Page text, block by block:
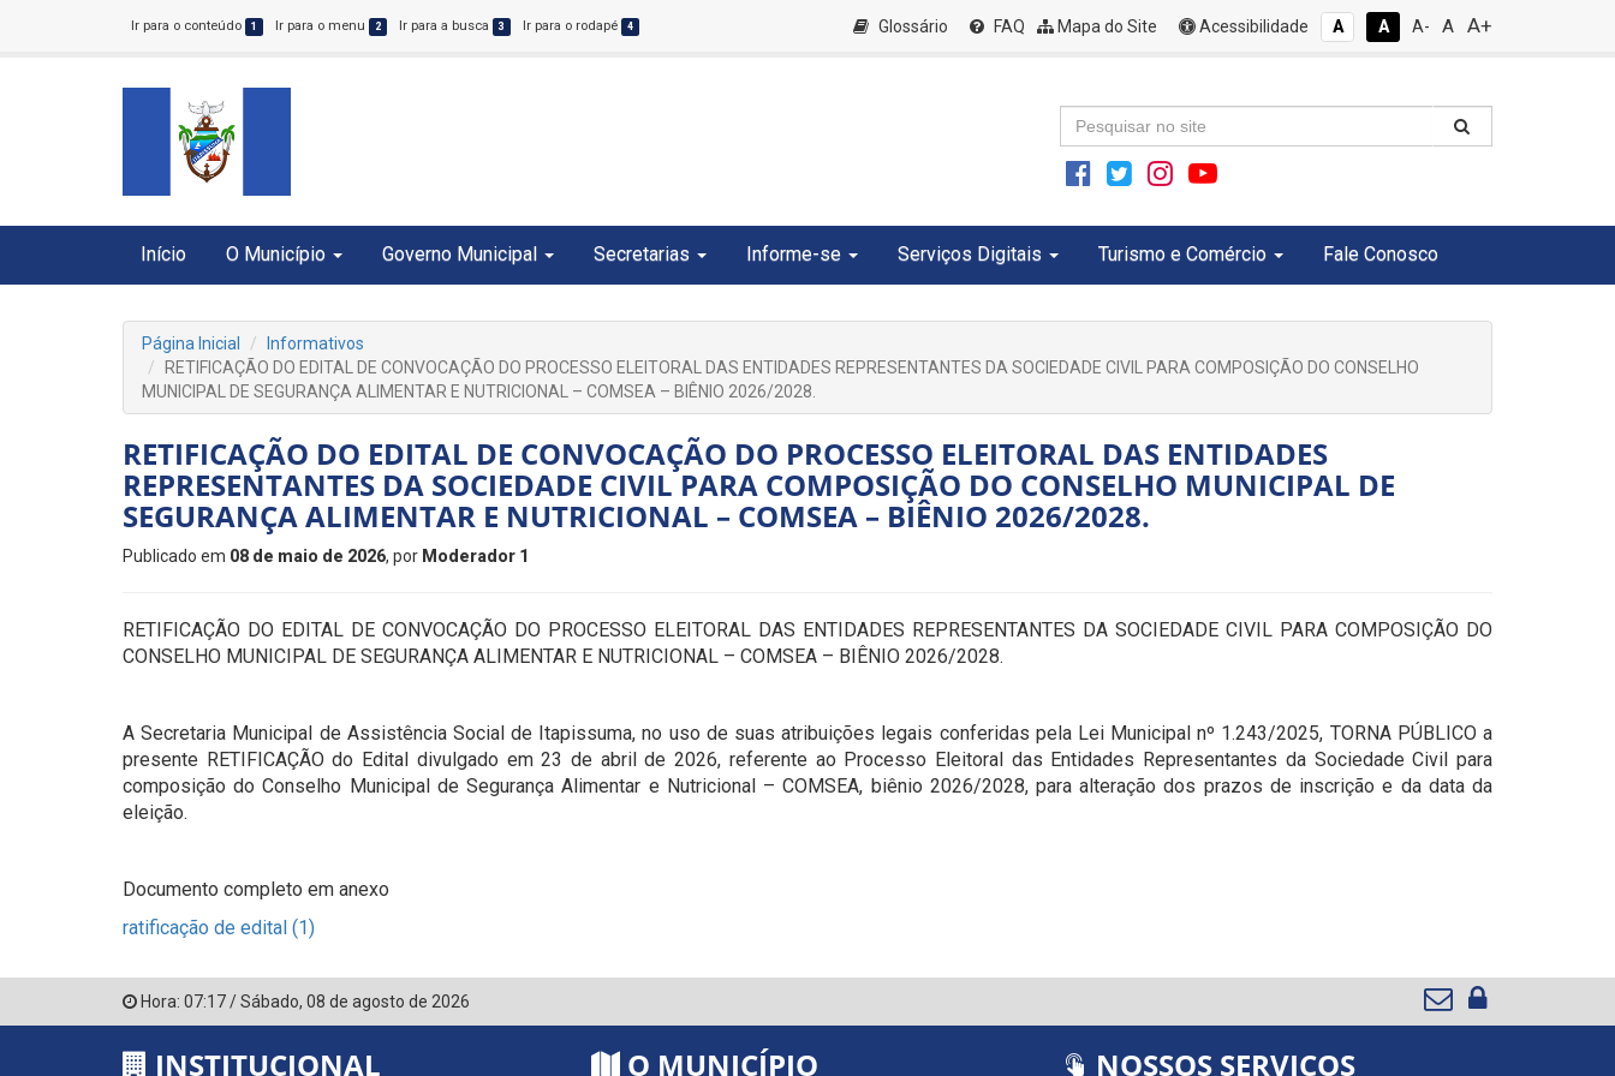
Ir para o conteúdo 1 Ir para o menu 2 Ir para a busca 3 Ir para o rodapé 4 Glossário FAQ Mapa do Site Acessibilidade A A A- A A+
Início O Município Governo Municipal Secretarias Informe-se Serviços Digitais Turismo e Comércio Fale Conosco
Página Inicial
Informativos
RETIFICAÇÃO DO EDITAL DE CONVOCAÇÃO DO PROCESSO ELEITORAL DAS ENTIDADES REPRESENTANTES DA SOCIEDADE CIVIL PARA COMPOSIÇÃO DO CONSELHO
MUNICIPAL DE SEGURANÇA ALIMENTAR E NUTRICIONAL – COMSEA – BIÊNIO 2026/2028.
RETIFICAÇÃO DO EDITAL DE CONVOCAÇÃO DO PROCESSO ELEITORAL DAS ENTIDADES
REPRESENTANTES DA SOCIEDADE CIVIL PARA COMPOSIÇÃO DO CONSELHO MUNICIPAL DE
SEGURANÇA ALIMENTAR E NUTRICIONAL – COMSEA – BIÊNIO 2026/2028.
Publicado em 08 de maio de 2026, por Moderador 1
RETIFICAÇÃO DO EDITAL DE CONVOCAÇÃO DO PROCESSO ELEITORAL DAS ENTIDADES REPRESENTANTES DA SOCIEDADE CIVIL PARA COMPOSIÇÃO DO
CONSELHO MUNICIPAL DE SEGURANÇA ALIMENTAR E NUTRICIONAL – COMSEA – BIÊNIO 2026/2028.
A Secretaria Municipal de Assistência Social de Itapissuma, no uso de suas atribuições legais conferidas pela Lei Municipal nº 1.243/2025, TORNA PÚBLICO a
presente RETIFICAÇÃO do Edital divulgado em 23 de abril de 2026, referente ao Processo Eleitoral das Entidades Representantes da Sociedade Civil para
composição do Conselho Municipal de Segurança Alimentar e Nutricional – COMSEA, biênio 2026/2028, para alteração dos prazos de inscrição e da data da
eleição.
Documento completo em anexo
ratificação de edital (1)
Hora: 07:17/Sábado, 08 de agosto de 2026
INSTITUCIONAL O MUNICÍPIO NOSSOS SERVIÇOS